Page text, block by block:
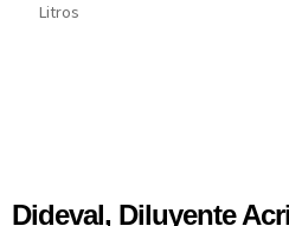
Litros
Dideval, Diluyente